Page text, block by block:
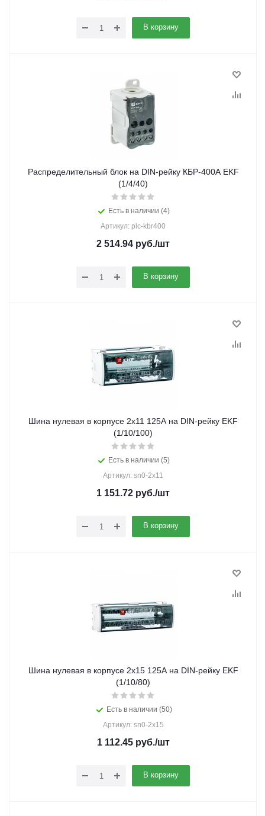
В корзину
Распределительный блок на DIN-рейку КБР-400А EKF
(1/4/40)
Есть в наличии (4)
Артикул: plc-kbr400
2 514.94 руб./шт
В корзину
Шина нулевая в корпусе 2х11 125А на DIN-рейку EKF
(1/10/100)
Есть в наличии (5)
Артикул: sn0-2x11
1 151.72 руб./шт
В корзину
Шина нулевая в корпусе 2х15 125А на DIN-рейку EKF
(1/10/80)
Есть в наличии (50)
Артикул: sn0-2x15
1 112.45руб./шт
В корзину